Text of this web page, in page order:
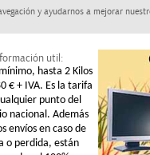
y ayudarnos a mejorar
util:
hasta 2 Kilos
€ + IVA. Es la tarifa
punto del
nacional. Además
envíos en caso de
o perdida, están